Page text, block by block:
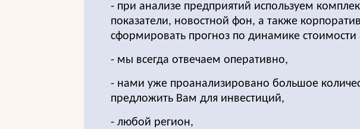
- при анализе предприятий используем
показатели, новостной фон, а также
сформировать прогноз по динамике
- мы всегда отвечаем оперативно,
- нами уже проанализировано большое
предложить Вам для инвестиций,
- любой регион,